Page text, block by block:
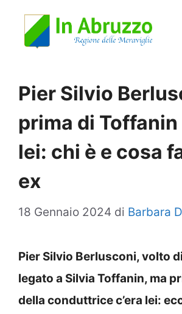
Pier Silvio
prima di Toffanin
lei: chi è e cosa
ex
18 Gennaio 2024 di Barbara
Pier Silvio Berlusconi, volto
legato a Silvia Toffanin, ma
della conduttrice c’era lei: